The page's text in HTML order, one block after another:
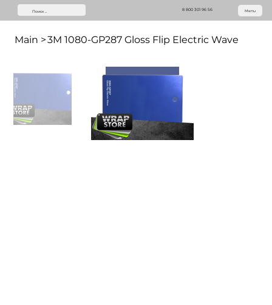
8 800 301 96 56 Menu
Main >3M 1080-GP287 Gloss Flip Electric Wave